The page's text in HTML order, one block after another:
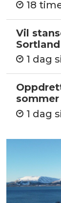
18
Vil
Sortland
1 dag
sommer
1 dag